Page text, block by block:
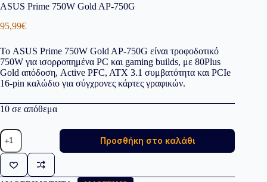
ASUS Prime 750W Gold AP-750G
95,99€
Το ASUS Prime 750W Gold AP-750G είναι τροφοδοτικό
750W για ισορροπημένα PC και gaming builds, με 80Plus
Gold απόδοση, Active PFC, ATX 3.1 συμβατότητα και PCIe
16-pin καλώδιο για σύγχρονες κάρτες γραφικών.
10 σε απόθεμα
ASUS
Prime
750W
Gold
AP-
Προσθήκη στο καλάθι